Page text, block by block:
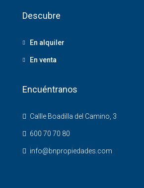
Descubre
En alquiler
En venta
Encuéntranos
Callle Boadilla del Camino, 3
600 70 70 80
info@bnpropiedades.com